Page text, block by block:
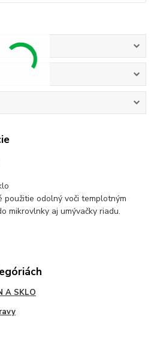
odolný voči templotným
mikrovlnky aj umývačky riadu.
A SKLO